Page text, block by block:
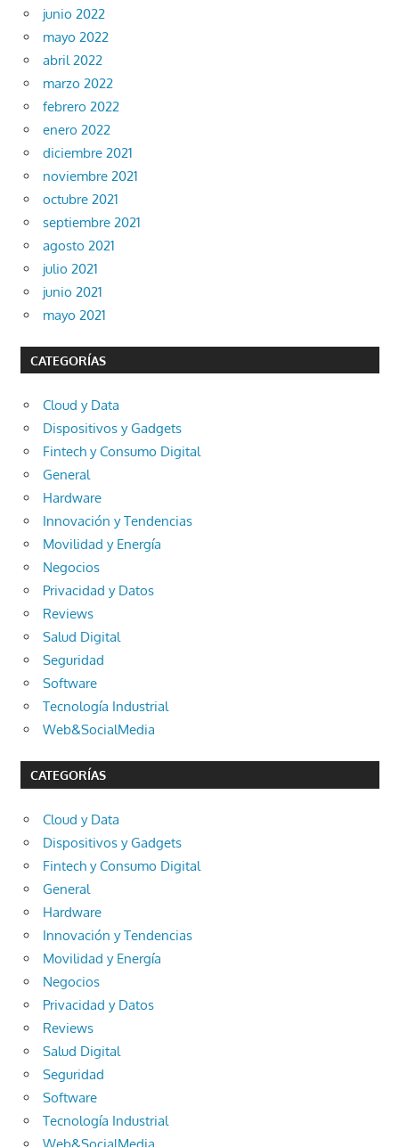
junio 2022
mayo 2022
abril 2022
marzo 2022
febrero 2022
enero 2022
diciembre 2021
noviembre 2021
octubre 2021
septiembre 2021
agosto 2021
julio 2021
junio 2021
mayo 2021
CATEGORÍAS
Cloud y Data
Dispositivos y Gadgets
Fintech y Consumo Digital
General
Hardware
Innovación y Tendencias
Movilidad y Energía
Negocios
Privacidad y Datos
Reviews
Salud Digital
Seguridad
Software
Tecnología Industrial
Web&SocialMedia
CATEGORÍAS
Cloud y Data
Dispositivos y Gadgets
Fintech y Consumo Digital
General
Hardware
Innovación y Tendencias
Movilidad y Energía
Negocios
Privacidad y Datos
Reviews
Salud Digital
Seguridad
Software
Tecnología Industrial